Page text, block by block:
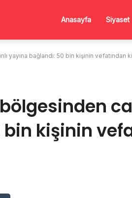
Anasayfa Siyaset
yayına bağlandı: 50 bin kişinin vefatından
kişinin